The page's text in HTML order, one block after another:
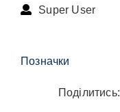
Super User
Позначки
Поділитись: